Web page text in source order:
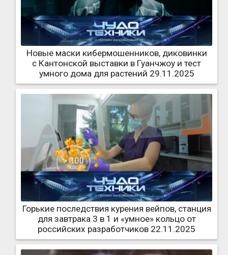
Новые маски кибермошенников, диковинки
с Кантонской выставки в Гуанчжоу и тест
умного дома для растений 29.11.2025
Горькие последствия курения вейпов, станция
для завтрака 3 в 1 и «умное» кольцо от
российских разработчиков 22.11.2025